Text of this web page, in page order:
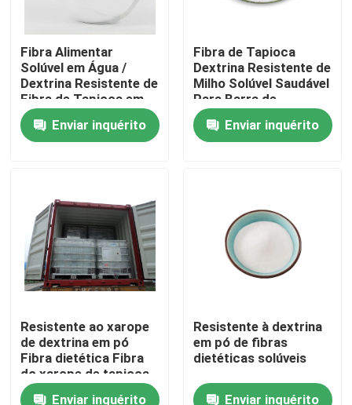
Casa
Sobre nós
Excursão da fábrica
Controle da qualidade
Contacte-nos
Fibra Alimentar
Solúvel em Água /
Dextrina Resistente de
Fibra de Tapioca em
Pó Para Doces
Enviar inquérito
Fibra de Tapioca
Dextrina Resistente de
Milho Solúvel Saudável
Para Barra de
Chocolate
Enviar inquérito
Resistente ao xarope
de dextrina em pó
Fibra dietética Fibra
do xarope de tapioca
Enviar inquérito
Resistente à dextrina
em pó de fibras
dietéticas solúveis
Enviar inquérito